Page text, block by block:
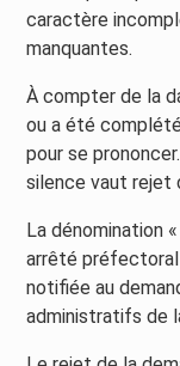
caractère
manquantes.
À compter de la
ou a été
pour se
silence vaut rejet
La dénomination
arrêté préfectoral
notifiée au
administratifs de